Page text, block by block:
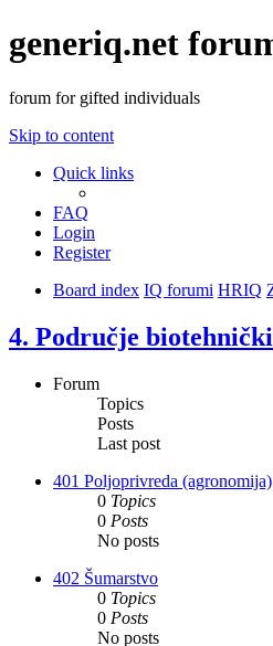
generiq.net
forum for gifted individuals
Skip to content
Quick links
FAQ
Login
Register
Board index IQ forumi HRIQ
4. Područje
Forum
Topics
Posts
Last post
401 Poljoprivreda (agronomija)
0 Topics
0 Posts
No posts
402 Šumarstvo
0 Topics
0 Posts
No posts